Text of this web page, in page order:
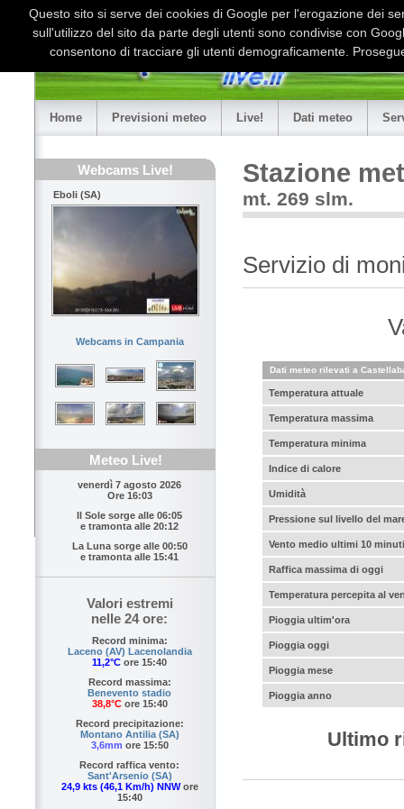
Home Previsioni meteo Live! Dati meteo
Webcams Live!
Eboli (SA)
Webcams in Campania
Meteo Live!
venerdì 7 agosto 2026
Ore 16:03
Il Sole sorge alle 06:05
e tramonta alle 20:12
La Luna sorge alle 00:50
e tramonta alle 15:41
Valori estremi
nelle 24 ore:
Record minima:
Laceno (AV) Lacenolandia
11,2°C ore 15:40
Record massima:
Benevento stadio
38,8°Core 15:40
Record precipitazione:
Montano Antilia (SA)
3,6mm ore 15:50
Record raffica vento:
Sant'Arsenio (SA)
24,9 kts (46,1 Km/h) NNWore
15:40
Stazione
mt. 269 slm.
Servizio di
Dati meteo rilevati a
Temperatura attuale
Temperatura massima
Temperatura minima
Indice di calore
Umidità
Pressione sul livello del
Vento medio ultimi 10 minuti
Raffica massima di oggi
Temperatura percepita al
Pioggia ultim'ora
Pioggia oggi
Pioggia mese
Pioggia anno
Ultimo
Questo sito si serve dei cookies di Google per l'erogazione dei
sull'utilizzo del sito da parte degli utenti sono condivise con
consentono di tracciare gli utenti demograficamente.